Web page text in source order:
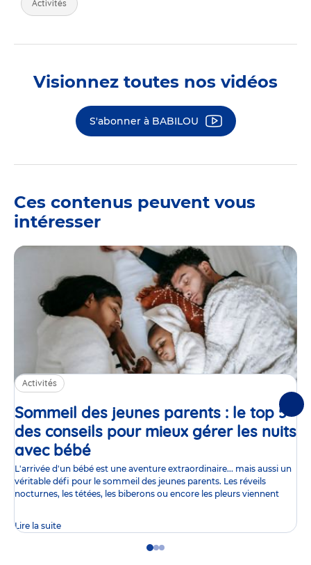
Activités
Visionnez toutes nos vidéos
S'abonner à BABILOU
Ces contenus peuvent vous
intéresser
Activités
Sommeil des jeunes parents : le top 5
des conseils pour mieux gérer les nuits
avec bébé
L'arrivée d'un bébé est une aventure extraordinaire... mais aussi un
véritable défi pour le sommeil des jeunes parents. Les réveils
nocturnes, les tétées, les biberons ou encore les pleurs viennent
Lire la suite
GoGoGo